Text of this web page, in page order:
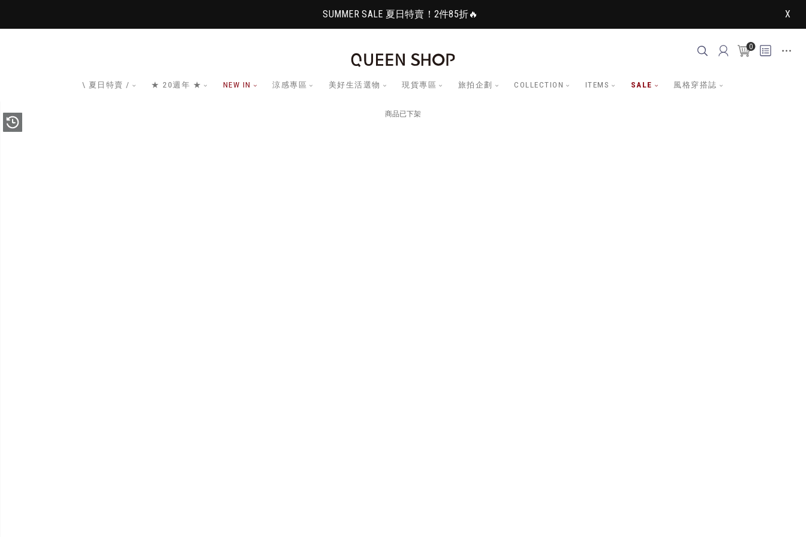
SUMMER SALE 夏日特賣！2件85折🔥 X
0
\ 夏日特賣 / ★ 20週年 ★ NEW IN 涼感專區 美好生活選物 現貨專區 旅拍企劃 COLLECTION ITEMS SALE 風格穿搭誌
商品已下架